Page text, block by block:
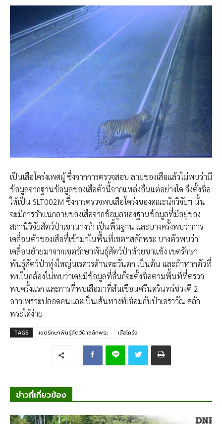
เป็นเสือโคร่งเพศผู้ ซึ่งจากการตรวจสอบ ลายของเสือแล้วไม่พบว่ามี
ข้อมูลจากฐานข้อมูลของเสือตัวนี้จากแหล่งอื่นแต่อย่างใด จึงตั้งชื่อ
ให้เป็น SLT002M ซึ่งการตรวจพบเสือโคร่งของคณะนักวิจัยฯ นั้น
จะมีการจำแนกลายของเสือจากข้อมูลของฐานข้อมูลที่มีอยู่ของ
สถานีวิจัยสัตว์ป่าเขานางรำ เป็นพื้นฐาน และบางครั้งพบว่าการ
เคลื่อนตัวของเสือที่เข้ามาในพื้นที่เขตฯสลักพระ บางตัวพบว่า
เคลื่อนย้ายมาจากเขตรักษาพันธุ์สัตว์ป่าห้วยขาแข้ง เขตรักษา
พันธุ์สัตว์ป่าทุ่งใหญ่นเรศวรด้านตะวันตก เป็นต้น และถ้าหากตัวที่
พบในกล้องไม่พบว่าเคยมีข้อมูลที่อื่นก็จะตั้งชื่อตามพื้นที่ที่ตรวจ
พบครั้งแรก และการที่พบเสือมาที่สันเขื่อนศรีนครินทร์ช่วงตี 2
อาจเพราะปลอดคนและเป็นเส้นทางที่เชื่อมกับป่าเอราวัณ สลัก
พระได้ง่าย
TAGS เขตรักษาพันธุ์สัตว์ป่าสลักพระ เสือโคร่ง
ข่าวที่เกี่ยวข้อง